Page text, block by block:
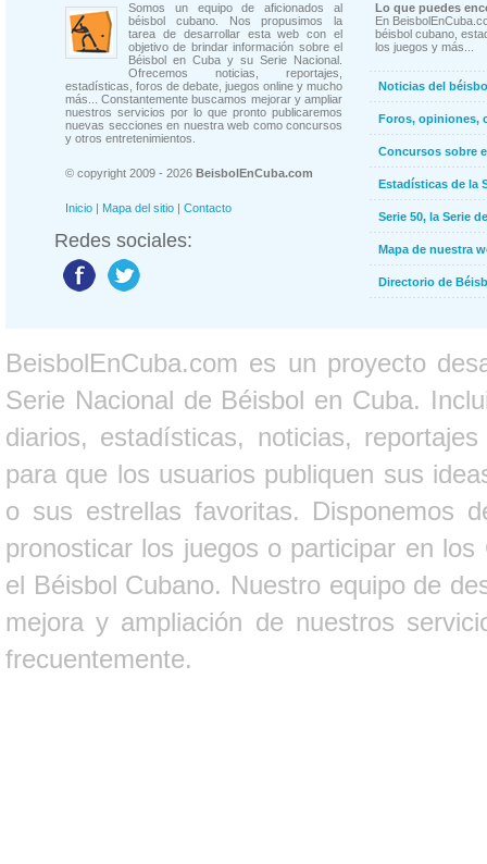
Somos un equipo de aficionados al
béisbol cubano. Nos propusimos la
tarea de desarrollar esta web con el
objetivo de brindar información sobre el
Béisbol en Cuba y su Serie Nacional.
Ofrecemos noticias, reportajes,
estadísticas, foros de debate, juegos online y mucho
más... Constantemente buscamos mejorar y ampliar
nuestros servicios por lo que pronto publicaremos
nuevas secciones en nuestra web como concursos
y otros entretenimientos.
© copyright 2009 - 2026 BeisbolEnCuba.com
Inicio | Mapa del sitio | Contacto
Redes sociales:
Lo que puedes
En
béisbol cubano,
los juegos y más...
Noticias del
Foros, opiniones,
Concursos sobre
Estadísticas de la
Serie 50, la Serie
Mapa de nuestra
Directorio de
BeisbolEnCuba.com es un proyecto
Serie Nacional de Béisbol en Cuba.
diarios, estadísticas, noticias,
para que los usuarios publiquen sus
o sus estrellas favoritas. Disponemos
pronosticar los juegos o participar en
el Béisbol Cubano. Nuestro equipo de
mejora y ampliación de nuestros
frecuentemente.